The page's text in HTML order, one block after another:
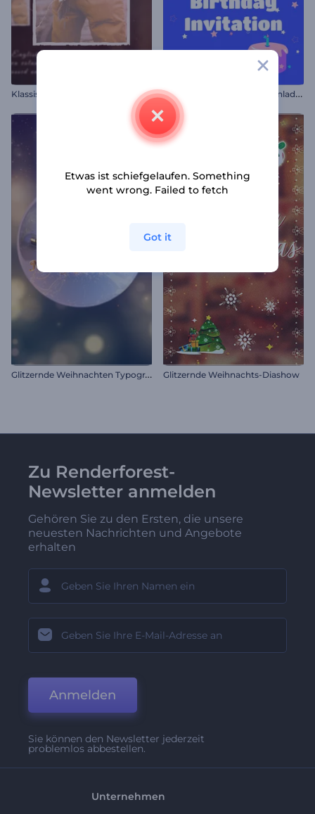
Klassische Vintage Diashow F
arbenfrohe Geburtstagseinladung
G
litzernde Weihnachten Typografie Glitzernde Weihnachts-Diashow
Zu Renderforest-
Newsletter anmelden
Gehören Sie zu den Ersten, die unsere
neuesten Nachrichten und Angebote
erhalten
Anmelden
Sie können den Newsletter jederzeit
problemlos abbestellen.
Unternehmen
Etwas ist schiefgelaufen. Something
went wrong. Failed to fetch
Got it